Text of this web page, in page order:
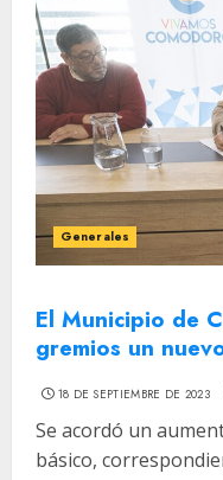
Generales
El Municipio de
gremios un
18 DE SEPTIEMBRE DE 2023
Se acordó un
básico,